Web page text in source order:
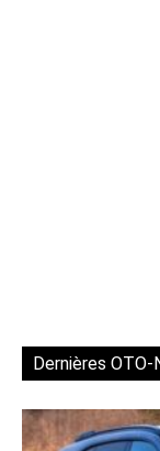
Dernières OTO-